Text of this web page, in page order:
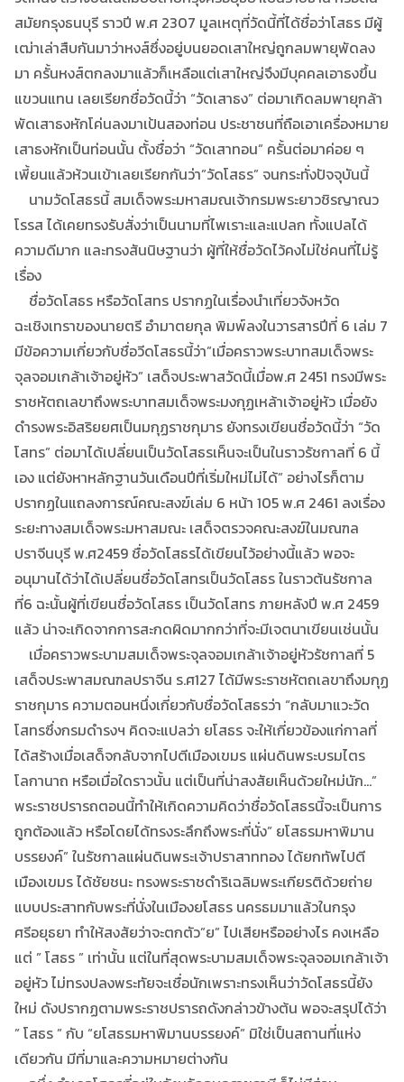
สมัยกรุงธนบุรี ราวปี พ.ศ 2307 มูลเหตุที่วัดนี้ที่ได้ชื่อว่าโสธร มีผู้
เฒ่าเล่าสืบกันมาว่าหงส์ซึ่งอยู่บนยอดเสาใหญ่ถูกลมพายุพัดลง
มา ครั้นหงส์ตกลงมาแล้วก็เหลือแต่เสาใหญ่จึงมีบุคคลเอาธงขึ้น
แขวนแทน เลยเรียกชื่อวัดนี้ว่า “วัดเสาธง” ต่อมาเกิดลมพายุกล้า
พัดเสาธงหักโค่นลงมาเป้นสองท่อน ประชาชนที่ถือเอาเครื่องหมาย
เสาธงหักเป็นท่อนนั้น ตั้งชื่อว่า “วัดเสาทอน” ครั้นต่อมาค่อย ๆ
เพี้ยนแล้วห้วนเข้าเลยเรียกกันว่า”วัดโสธร” จนกระทั่งปัจจุบันนี้
นามวัดโสธรนี้ สมเด็จพระมหาสมณเจ้ากรมพระยาวชิรญาณว
โรรส ได้เคยทรงรับสั่งว่าเป็นนามที่ไพเราะและแปลก ทั้งแปลได้
ความดีมาก และทรงสันนิษฐานว่า ผู้ที่ให้ชื่อวัดไว้คงไม่ใช่คนที่ไม่รู้
เรื่อง
ชื่อวัดโสธร หรือวัดโสทร ปรากฏในเรื่องนำเที่ยวจังหวัด
ฉะเชิงเทราของนายตรี อำมาตยกุล พิมพ์ลงในวารสารปีที่ 6 เล่ม 7
มีข้อความเกี่ยวกับชื่อวีดโสธรนี้ว่า”เมื่อคราวพระบาทสมเด็จพระ
จุลจอมเกล้าเจ้าอยู่หัว” เสด็จประพาสวัดนี้เมื่อพ.ศ 2451 ทรงมีพระ
ราชหัตถเลขาถึงพระบาทสมเด็จพระมงกุฏเหล้าเจ้าอยู่หัว เมื่อยัง
ดำรงพระอิสริยยศเป็นมกุฏราชกุมาร ยังทรงเขียนชื่อวัดนี้ว่า “วัด
โสทร” ต่อมาได้เปลี่ยนเป็นวัดโสธรเห็นจะเป็นในราวรัชกาลที่ 6 นี้
เอง แต่ยังหาหลักฐานวันเดือนปีที่เริ่มใหม่ไม่ได้” อย่างไรก็ตาม
ปรากฏในแถลงการณ์คณะสงฆ์เล่ม 6 หน้า 105 พ.ศ 2461 ลงเรื่อง
ระยะทางสมเด็จพระมหาสมณะ เสด็จตรวจคณะสงฆ์ในมณฑล
ปราจีนบุรี พ.ศ2459 ชื่อวัดโสธรได้เขียนไว้อย่างนี้แล้ว พอจะ
อนุมานได้ว่าได้เปลี่ยนชื่อวัดโสทรเป็นวัดโสธร ในราวต้นรัชกาล
ที่6 ฉะนั้นผู้ที่เขียนชื่อวัดโสธร เป็นวัดโสทร ภายหลังปี พ.ศ 2459
แล้ว น่าจะเกิดจากการสะกดผิดมากกว่าที่จะมีเจตนาเขียนเช่นนั้น
เมื่อคราวพระบามสมเด็จพระจุลจอมเกล้าเจ้าอยู่หัวรัชกาลที่ 5
เสด็จประพาสมณฑลปราจีน ร.ศ127 ได้มีพระราชหัตถเลขาถึงมกุฏ
ราชกุมาร ความตอนหนึ่งเกี่ยวกับชื่อวัดโสธรว่า “กลับมาแวะวัด
โสทรซึ่งกรมดำรงฯ คิดจะแปลว่า ยโสธร จะให้เกี่ยวข้องแก่กาลที่
ได้สร้างเมื่อเสด็จกลับจากไปตีเมืองเขมร แผ่นดินพระบรมไตร
โลกานาถ หรือเมื่อใดราวนั้น แต่เป็นที่น่าสงสัยเห็นด้วยใหม่นัก…”
พระราชปรารถตอนนี้ทำให้เกิดความคิดว่าชื่อวัดโสธรนี้จะเป็นการ
ถูกต้องแล้ว หรือโดยได้ทรงระลึกถึงพระที่นั่ง” ยโสธรมหาพิมาน
บรรยงค์” ในรัชกาลแผ่นดินพระเจ้าปราสาททอง ได้ยกทัพไปตี
เมืองเขมร ได้ชัยชนะ ทรงพระราชดำริเฉลิมพระเกียรติด้วยถ่าย
แบบประสาทกับพระที่นั่งในเมืองยโสธร นครธมมาแล้วในกรุง
ศรีอยุธยา ทำให้สงสัยว่าจะตกตัว”ย” ไปเสียหรืออย่างไร คงเหลือ
แต่ ” โสธร ” เท่านั้น แต่ในที่สุดพระบามสมเด็จพระจุลจอมเกล้าเจ้า
อยู่หัว ไม่ทรงปลงพระทัยจะเชื่อนักเพราะทรงเห็นว่าวัดโสธรนี้ยัง
ใหม่ ดังปรากฏตามพระราชปรารถดังกล่าวข้างต้น พอจะสรุปได้ว่า
” โสธร ” กับ “ยโสธรมหาพิมานบรรยงค์” มิใช่เป็นสถานที่แห่ง
เดียวกัน มีที่มาและความหมายต่างกัน